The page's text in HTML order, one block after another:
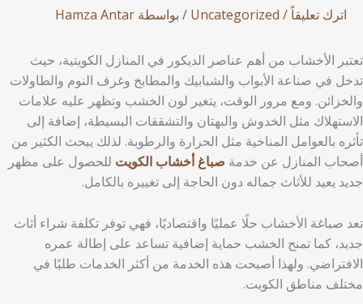
اترك تعليقاً/
Uncategorized / بواسطة Hamza Antar
تعتبر الأخشاب من أهم عناصر الديكور في المنازل الكويتية، حيث
تدخل في صناعة الأبواب والشبابيك والمطابخ وغرف النوم والطاولات
والخزائن. ومع مرور الوقت، يتغير لون الخشب وتظهر عليه علامات
الاستهلاك مثل الخدوش والبهتان والتشققات البسيطة، إضافة إلى
تأثره بالعوامل المناخية مثل الحرارة والرطوبة. لذلك يبحث الكثير من
أصحاب المنازل عن خدمة صباغ أخشاب الكويت للحصول على مظهر
جديد يعيد للأثاث جماله دون الحاجة إلى تغييره بالكامل.
تعد صباغة الأخشاب حلًا عمليًا واقتصاديًا، فهي توفر تكلفة شراء أثاث
جديد، كما تمنح الخشب حماية إضافية تساعد على إطالة عمره
الافتراضي. ولهذا أصبحت هذه الخدمة من أكثر الخدمات طلبًا في
مختلف مناطق الكويت.